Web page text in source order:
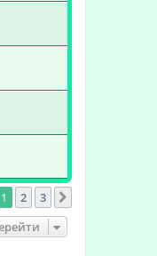
1 2 3